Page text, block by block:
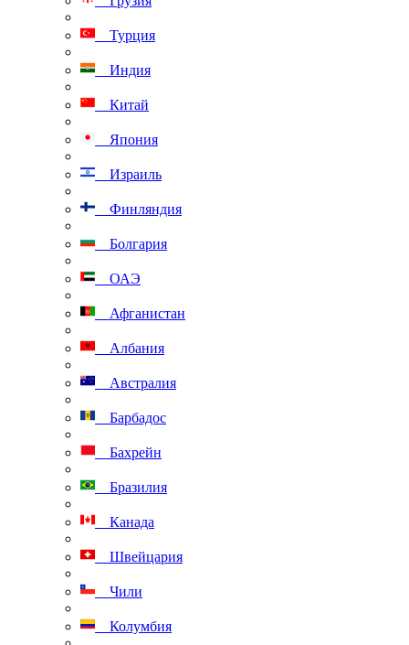
Турция
Индия
Китай
Япония
Израиль
Финляндия
Болгария
ОАЭ
Афганистан
Албания
Австралия
Барбадос
Бахрейн
Бразилия
Канада
Швейцария
Чили
Колумбия